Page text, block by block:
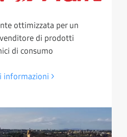
ottimizzata per un
di prodotti
di consumo
informazioni